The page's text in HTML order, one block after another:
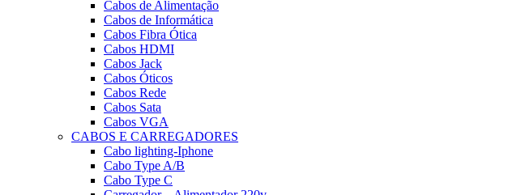
Cabos de Alimentação
Cabos de Informática
Cabos Fibra Ótica
Cabos HDMI
Cabos Jack
Cabos Óticos
Cabos Rede
Cabos Sata
Cabos VGA
CABOS E CARREGADORES
Cabo lighting-Iphone
Cabo Type A/B
Cabo Type C